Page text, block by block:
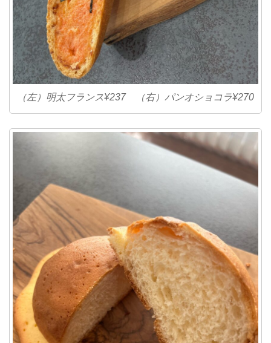
（左）明太フランス¥237 （右）パンオショコラ¥270